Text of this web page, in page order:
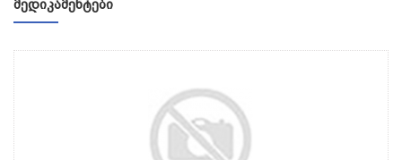
ᲛᲔᲓᲘᲙᲐᲛᲔᲜᲢᲔᲑᲘ